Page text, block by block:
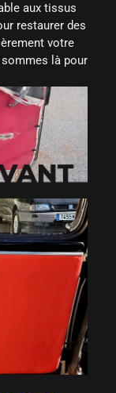
aux tissus
restaurer des
votre
là pour